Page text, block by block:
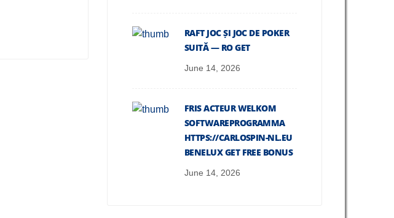
RAFT JOC ȘI JOC DE POKER
SUITĂ — RO GET
June 14, 2026
FRIS ACTEUR WELKOM
SOFTWAREPROGRAMMA
HTTPS://CARLOSPIN-NL.EU
BENELUX GET FREE BONUS
June 14, 2026